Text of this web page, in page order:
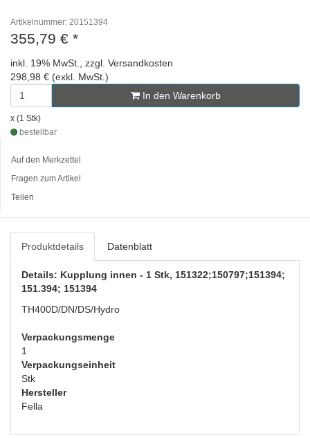
Artikelnummer: 20151394
355,79 € *
inkl. 19% MwSt., zzgl. Versandkosten
298,98 € (exkl. MwSt.)
In den Warenkorb
x (1 Stk)
bestellbar
Auf den Merkzettel
Fragen zum Artikel
Teilen
Produktdetails Datenblatt
Details: Kupplung innen - 1 Stk, 151322;150797;151394;
151.394; 151394
TH400D/DN/DS/Hydro
Verpackungsmenge
1
Verpackungseinheit
Stk
Hersteller
Fella